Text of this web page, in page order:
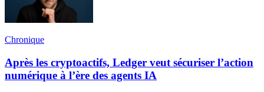
Chronique
Après les cryptoactifs, Ledger veut sécuriser l’action
numérique à l’ère des agents IA